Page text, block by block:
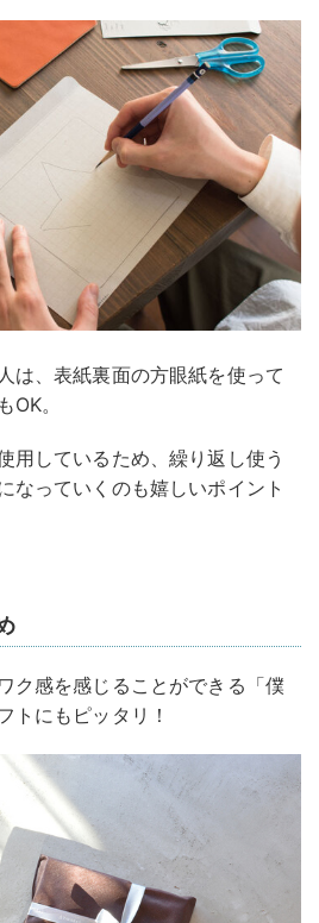
は、表紙裏面の方眼紙を使って
。
用しているため、繰り返し使う
なっていくのも嬉しいポイント
ク感を感じることができる「僕
トにもピッタリ！